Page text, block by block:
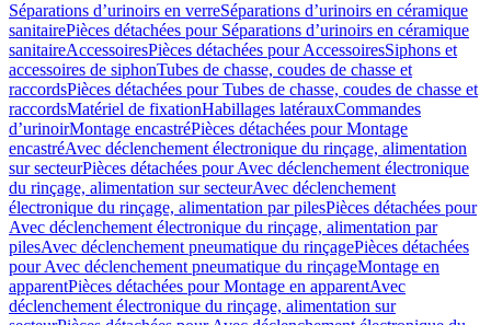
Séparations d’urinoirs en verreSéparations d’urinoirs en céramique
sanitairePièces détachées pour Séparations d’urinoirs en céramique
sanitaireAccessoiresPièces détachées pour AccessoiresSiphons et
accessoires de siphonTubes de chasse, coudes de chasse et
raccordsPièces détachées pour Tubes de chasse, coudes de chasse et
raccordsMatériel de fixationHabillages latérauxCommandes
dʼurinoirMontage encastréPièces détachées pour Montage
encastréAvec déclenchement électronique du rinçage, alimentation
sur secteurPièces détachées pour Avec déclenchement électronique
du rinçage, alimentation sur secteurAvec déclenchement
électronique du rinçage, alimentation par pilesPièces détachées pour
Avec déclenchement électronique du rinçage, alimentation par
pilesAvec déclenchement pneumatique du rinçagePièces détachées
pour Avec déclenchement pneumatique du rinçageMontage en
apparentPièces détachées pour Montage en apparentAvec
déclenchement électronique du rinçage, alimentation sur